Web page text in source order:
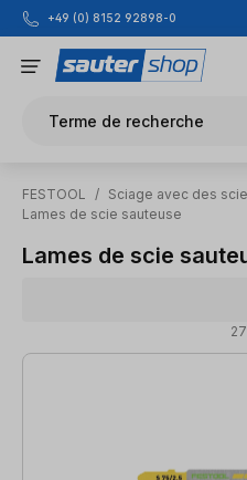
Passer au contenu principal
+49 (0) 8152 92898-0
Terme de recherche
FESTOOL / Sciage avec des
Lames de scie sauteuse
Lames de scie
27 articles trouvés